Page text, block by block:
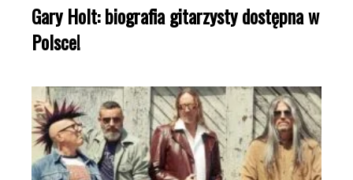
Gary Holt: biografia gitarzysty dostępna w
Polsce!